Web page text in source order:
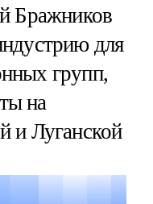
Бражников
для
групп,
на
и Луганской